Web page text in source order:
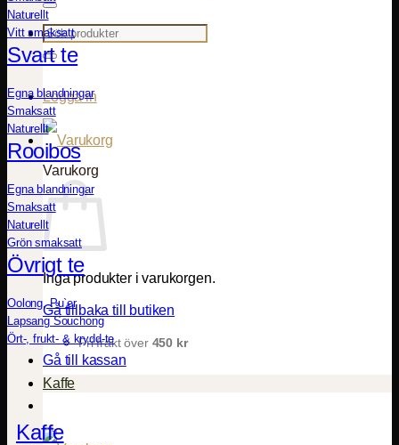
Sök
efter:
Logga in
Varukorg
Inga produkter i varukorgen.
Gå tillbaka till butiken
Fri frakt över 450 kr
Gå till kassan
Naturellt
Vitt smaksatt
Svart te
Egna blandningar
Smaksatt
Naturellt
Rooibos
Egna blandningar
Smaksatt
Naturellt
Grön smaksatt
Övrigt te
Oolong, Pu`er
Lapsang Souchong
Ört-, frukt- & krydd-te
Kaffe
Kaffe